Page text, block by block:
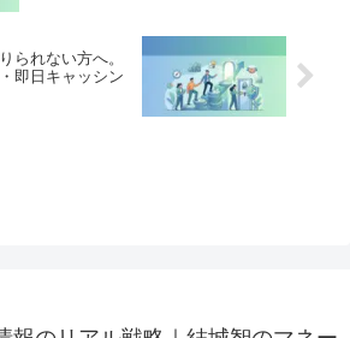
られない方へ。
即日キャッシン